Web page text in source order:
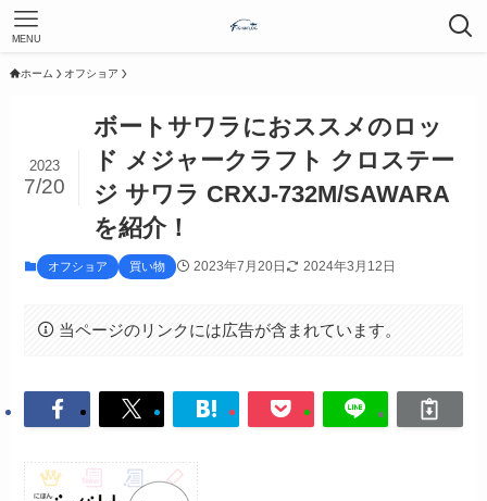
MENU
ホーム オフショア
ボートサワラにおススメのロッ
ド メジャークラフト クロステー
ジ サワラ CRXJ-732M/SAWARA
を紹介！
2023
7/20
オフショア 買い物 2023年7月20日 2024年3月12日
当ページのリンクには広告が含まれています。